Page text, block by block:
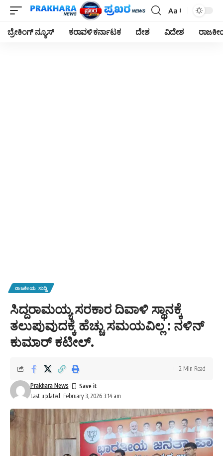
Font
Resizer
Aa
ಬ್ರೇಕಿಂಗ್ ನ್ಯೂಸ್ ಕರಾವಳಿ ಕರ್ನಾಟಕ ದೇಶ ವಿದೇಶ
ರಾಜಕೀಯ ಸುದ್ದಿ
ಸಿದ್ದರಾಮಯ್ಯ ಸರಕಾರ ದಿವಾಳಿ ಸ್ಥಾನಕ್ಕೆ
ತಲುಪುವುದಕ್ಕೆ ಹೆಚ್ಚು ಸಮಯವಿಲ್ಲ : ನಳಿನ್
ಕುಮಾರ್ ಕಟೀಲ್.
Last updated: February 3, 2026 3:14 am
Prakhara News
2 Min Read